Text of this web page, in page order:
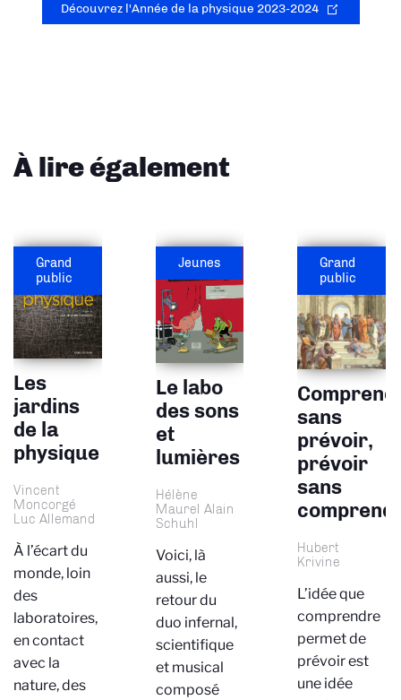
Découvrez l'Année de la physique 2023-2024
À lire également
Grand
public
Les
jardins
de la
physique
Vincent
Moncorgé
Luc Allemand
À l’écart du
monde, loin
des
laboratoires,
en contact
avec la
nature, des
Jeunes
Le labo
des sons
et
lumières
Hélène
Maurel Alain
Schuhl
Voici, là
aussi, le
retour du
duo infernal,
scientifique
et musical
composé
Grand
public
sans
prévoir,
prévoir
sans
Hubert
Krivine
L’idée que
comprendre
permet de
prévoir est
une idée